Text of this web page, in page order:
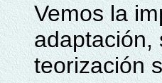
Vemos la
adaptación,
teorización